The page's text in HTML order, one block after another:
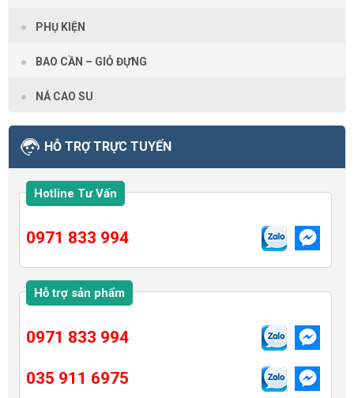
PHỤ KIỆN
BAO CẦN – GIỎ ĐỰNG
NÁ CAO SU
HỖ TRỢ TRỰC TUYẾN
Hotline Tư Vấn
0971 833 994
Hỗ trợ sản phẩm
0971 833 994
035 911 6975